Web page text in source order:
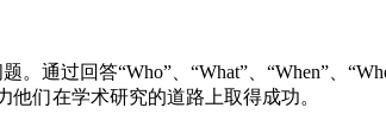
通过回答“Who”、“What”、“When”、
们在学术研究的道路上取得成功。